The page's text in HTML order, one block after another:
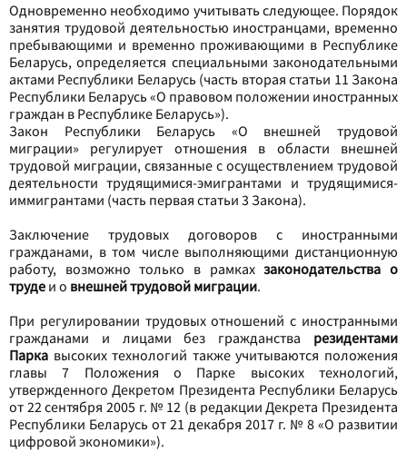
Одновременно необходимо учитывать следующее. Порядок
занятия трудовой деятельностью иностранцами, временно
пребывающими и временно проживающими в Республике
Беларусь, определяется специальными законодательными
актами Республики Беларусь (часть вторая статьи 11 Закона
Республики Беларусь «О правовом положении иностранных
граждан в Республике Беларусь»).
Закон Республики Беларусь «О внешней трудовой
миграции» регулирует отношения в области внешней
трудовой миграции, связанные с осуществлением трудовой
деятельности трудящимися-эмигрантами и трудящимися-
иммигрантами (часть первая статьи 3 Закона).
Заключение трудовых договоров с иностранными
гражданами, в том числе выполняющими дистанционную
работу, возможно только в рамкахзаконодательства о
труде и о внешней трудовой миграции.
При регулировании трудовых отношений с иностранными
гражданами и лицами без гражданства резидентами
Парка высоких технологий также учитываются положения
главы 7 Положения о Парке высоких технологий,
утвержденного Декретом Президента Республики Беларусь
от 22 сентября 2005 г. № 12 (в редакции Декрета Президента
Республики Беларусь от 21 декабря 2017 г. № 8 «О развитии
цифровой экономики»).